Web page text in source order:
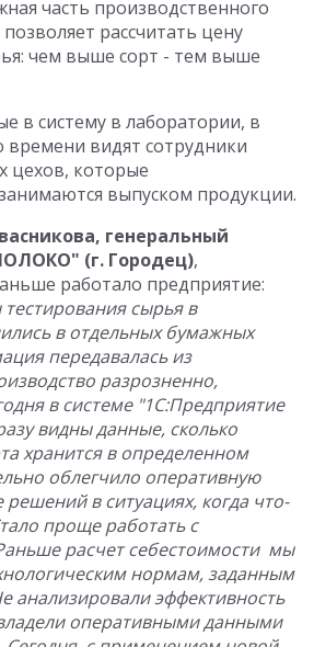
часть производственного
рассчитать цену
чем выше сорт - тем выше
в систему в лаборатории, в
видят сотрудники
цехов, которые
выпуском продукции.
генеральный
(г. Городец),
работало предприятие:
тестирования сырья в
в отдельных бумажных
передавалась из
разрозненно,
в системе "1С:Предприятие
видны данные, сколько
хранится в определенном
облегчило оперативную
в ситуациях, когда что-
проще работать с
расчет себестоимости мы
нормам, заданным
анализировали эффективность
оперативными данными